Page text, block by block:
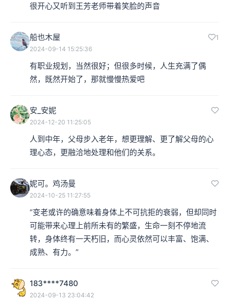
很开心又听到王芳老师带着笑脸的声音
船也木屋 1
2024-09-14 15:25:36
有职业规划，当然很好；但很多时候，人生充满了偶
然，既然开始了，那就慢慢热爱吧
安_安妮
2024-12-20 11:25:05
人到中年，父母步入老年，想更理解、更了解父母的心
理心态，更融洽地处理和他们的关系。
妮可。鸡汤曼
2024-10-25 11:27:55
“变老或许的确意味着身体上不可抗拒的衰弱，但却同时
可能带来心理上前所未有的繁盛，生命一刻不停地流
转，身体终有一天朽旧，而心灵依然可以丰富、饱满、
成熟、有力。”
183****7480
2024-09-13 23:04:42